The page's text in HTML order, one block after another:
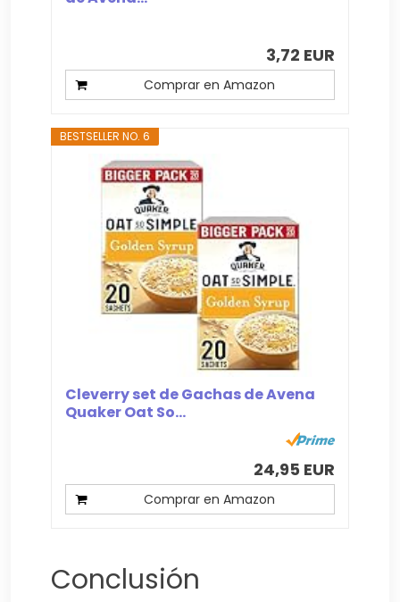
3,72 EUR
Comprar en Amazon
BESTSELLER NO. 6
Cleverry set de Gachas de Avena
Quaker Oat So...
24,95 EUR
Comprar en Amazon
Conclusión